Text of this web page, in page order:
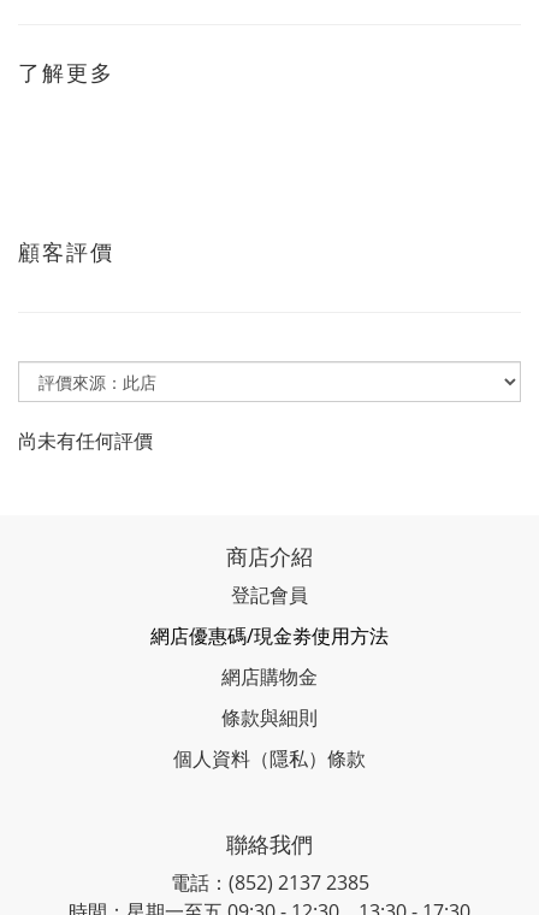
了解更多
顧客評價
尚未有任何評價
商店介紹
登記會員
網店優惠碼/現金劵使用方法
網店購物金
條款與細則
個人資料（隱私）條款
聯絡我們
電話：(852) 2137 2385